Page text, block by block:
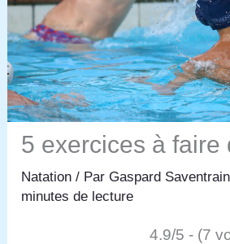
5 exercices à faire
Natation / ParGaspard
minutes de lecture
4.9/5 - (7